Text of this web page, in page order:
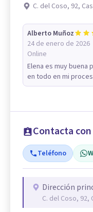
C. del Coso, 92,
Alberto Muñoz
24 de enero de 2026
Online
Elena es muy buena
en todo en mi
Contacta
Teléfono
Dirección
C. del Coso, 92,